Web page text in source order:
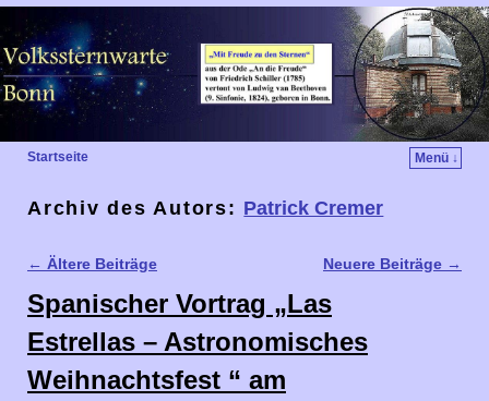
Startseite Menü ↓
Archiv des Autors: Patrick Cremer
Artikelnavigation
← Ältere Beiträge Neuere Beiträge →
Spanischer Vortrag „Las
Estrellas – Astronomisches
Weihnachtsfest “ am